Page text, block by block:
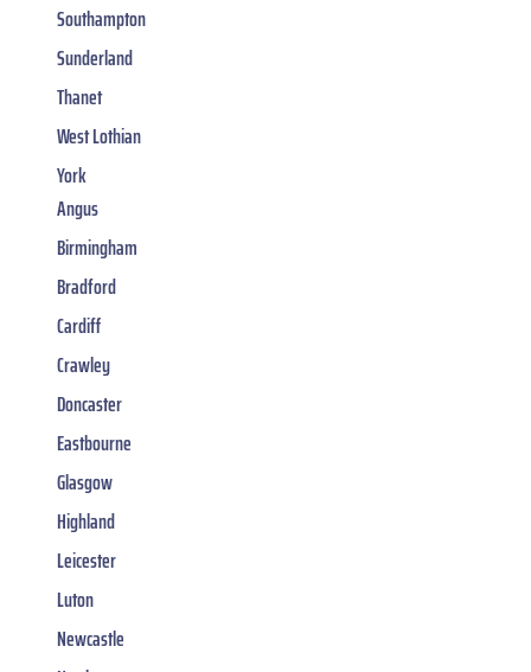
Southampton
Sunderland
Thanet
West Lothian
York
Angus
Birmingham
Bradford
Cardiff
Crawley
Doncaster
Eastbourne
Glasgow
Highland
Leicester
Luton
Newcastle